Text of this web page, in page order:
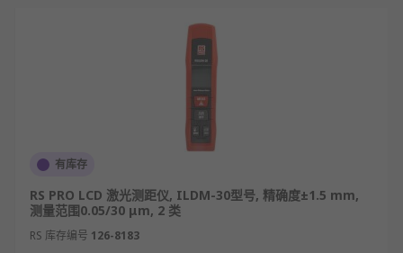
有库存
RS PRO LCD 激光测距仪, ILDM-30型号, 精确度±1.5 mm,
测量范围0.05/30 μm, 2 类
RS 库存编号 126-8183